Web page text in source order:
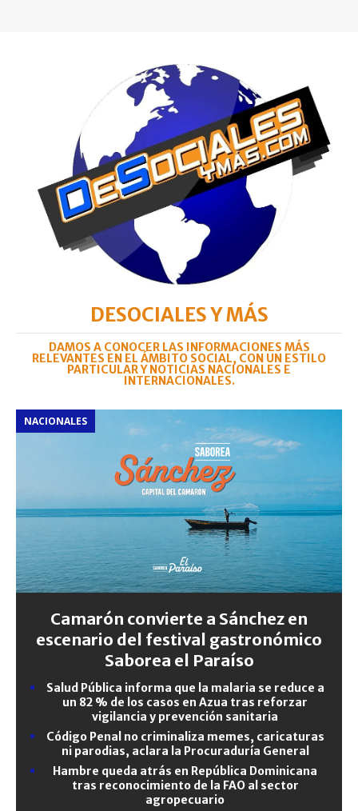
DESOCIALES Y MÁS
DAMOS A CONOCER LAS INFORMACIONES MÁS
RELEVANTES EN EL ÁMBITO SOCIAL, CON UN ESTILO
PARTICULAR Y NOTICIAS NACIONALES E
INTERNACIONALES.
NACIONALES
Camarón convierte a Sánchez en
escenario del festival gastronómico
Saborea el Paraíso
Salud Pública informa que la malaria se reduce a
un 82 % de los casos en Azua tras reforzar
vigilancia y prevención sanitaria
Código Penal no criminaliza memes, caricaturas
ni parodias, aclara la Procuraduría General
Hambre queda atrás en República Dominicana
tras reconocimiento de la FAO al sector
agropecuario